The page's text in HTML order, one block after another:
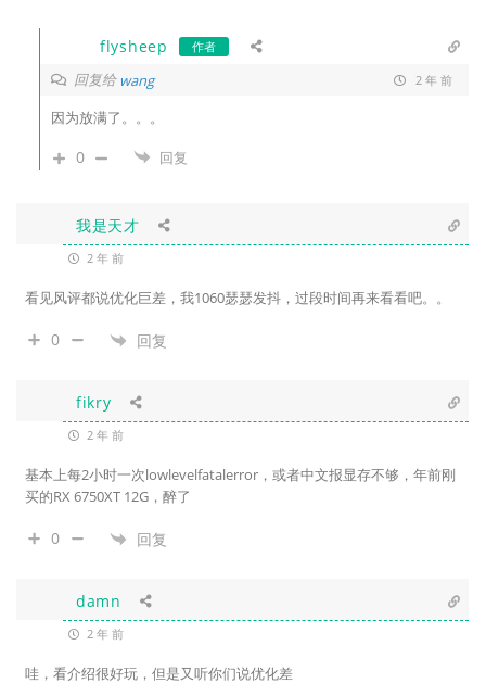
flysheep 作者
回复给 wang 2 年 前
因为放满了。。。
0 回复
我是天才
2 年 前
看见风评都说优化巨差，我1060瑟瑟发抖，过段时间再来看看吧。。
0 回复
fikry
2 年 前
基本上每2小时一次lowlevelfatalerror，或者中文报显存不够，年前刚
买的RX 6750XT 12G，醉了
0 回复
damn
2 年 前
哇，看介绍很好玩，但是又听你们说优化差